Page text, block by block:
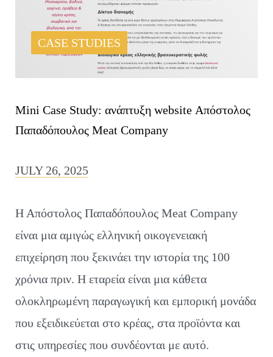
CASE STUDIES
Mini Case Study: ανάπτυξη website Απόστολος
Παπαδόπουλος Meat Company
JULY 26, 2025
Η Απόστολος Παπαδόπουλος Meat Company
είναι μια αμιγώς ελληνική οικογενειακή
επιχείρηση που ξεκινάει την ιστορία της 100
χρόνια πριν. Η εταρεία είναι μια κάθετα
ολοκληρωμένη παραγωγική και εμπορική μονάδα
που εξειδικεύεται στο κρέας, στα προϊόντα και
στις υπηρεσίες που συνδέονται με αυτό.